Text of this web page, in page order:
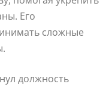
Его
сложные
должность